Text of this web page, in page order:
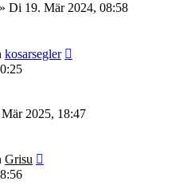
Di 19. Mär 2024, 08:58
kosarsegler
2025, 18:47
Grisu